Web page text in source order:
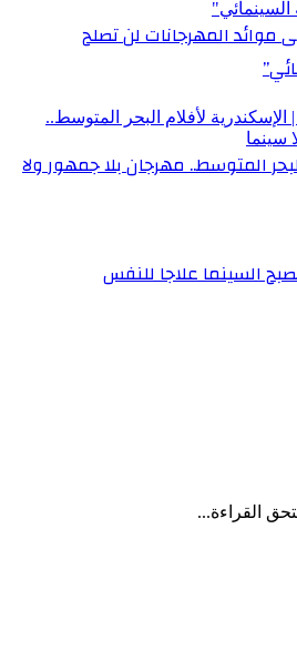
موائد المهرجانات لن تصلح
المتوسط.. مهرجان بلا جمهور ولا
القراءة...